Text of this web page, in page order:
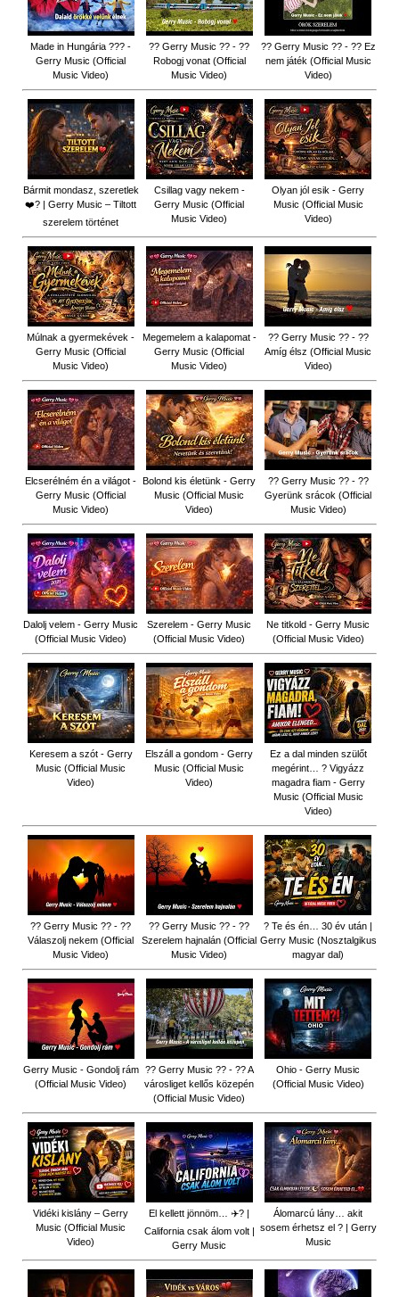
Made in Hungária ??? -
Gerry Music (Official
Music Video)
?? Gerry Music ?? - ??
Robogj vonat (Official
Music Video)
?? Gerry Music ?? - ?? Ez
nem játék (Official Music
Video)
Bármit mondasz, szeretlek
❤️‍? | Gerry Music – Tiltott
szerelem történet
Csillag vagy nekem -
Gerry Music (Official
Music Video)
Olyan jól esik - Gerry
Music (Official Music
Video)
Múlnak a gyermekévek -
Gerry Music (Official
Music Video)
Megemelem a kalapomat -
Gerry Music (Official
Music Video)
?? Gerry Music ?? - ??
Amíg élsz (Official Music
Video)
Elcserélném én a világot -
Gerry Music (Official
Music Video)
Bolond kis életünk - Gerry
Music (Official Music
Video)
?? Gerry Music ?? - ??
Gyerünk srácok (Official
Music Video)
Dalolj velem - Gerry Music
(Official Music Video)
Szerelem - Gerry Music
(Official Music Video)
Ne titkold - Gerry Music
(Official Music Video)
Keresem a szót - Gerry
Music (Official Music
Video)
Elszáll a gondom - Gerry
Music (Official Music
Video)
Ez a dal minden szülőt
megérint… ? Vigyázz
magadra fiam - Gerry
Music (Official Music
Video)
?? Gerry Music ?? - ??
Válaszolj nekem (Official
Music Video)
?? Gerry Music ?? - ??
Szerelem hajnalán (Official
Music Video)
? Te és én… 30 év után |
Gerry Music (Nosztalgikus
magyar dal)
Gerry Music - Gondolj rám
(Official Music Video)
?? Gerry Music ?? - ?? A
városliget kellős közepén
(Official Music Video)
Ohio - Gerry Music
(Official Music Video)
Vidéki kislány – Gerry
Music (Official Music
Video)
El kellett jönnöm… ✈️? |
California csak álom volt |
Gerry Music
Álomarcú lány… akit
sosem érhetsz el ? | Gerry
Music